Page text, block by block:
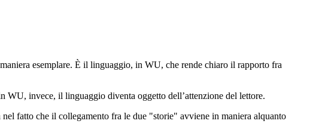
esemplare. È il linguaggio, in WU, che rende chiaro il rapporto fra
WU, invece, il linguaggio diventa oggetto dell’attenzione del lettore.
fatto che il collegamento fra le due "storie" avviene in maniera alquanto